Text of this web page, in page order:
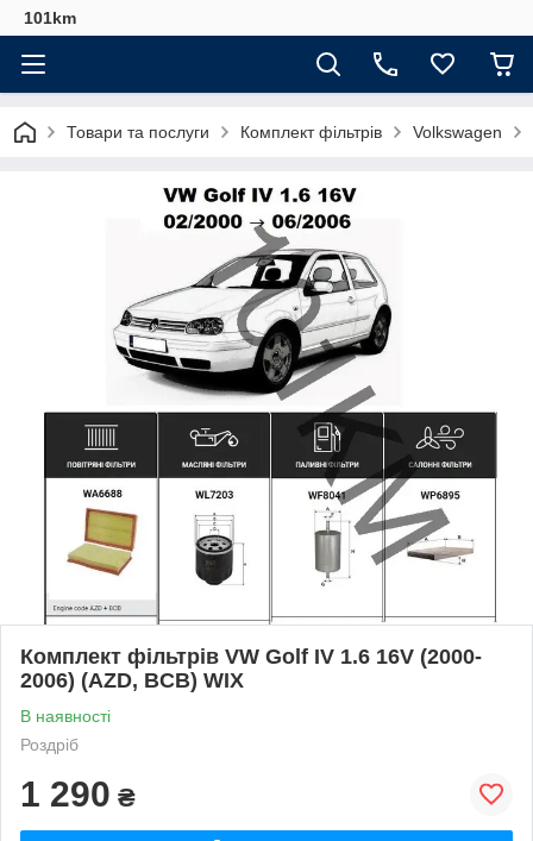
101km
Товари та послуги Комплект фільтрів Volkswagen
Комплект фільтрів VW Golf IV 1.6 16V (2000-
2006) (AZD, BCB) WIX
В наявності
Роздріб
1 290 ₴